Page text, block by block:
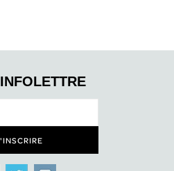
INFOLETTRE